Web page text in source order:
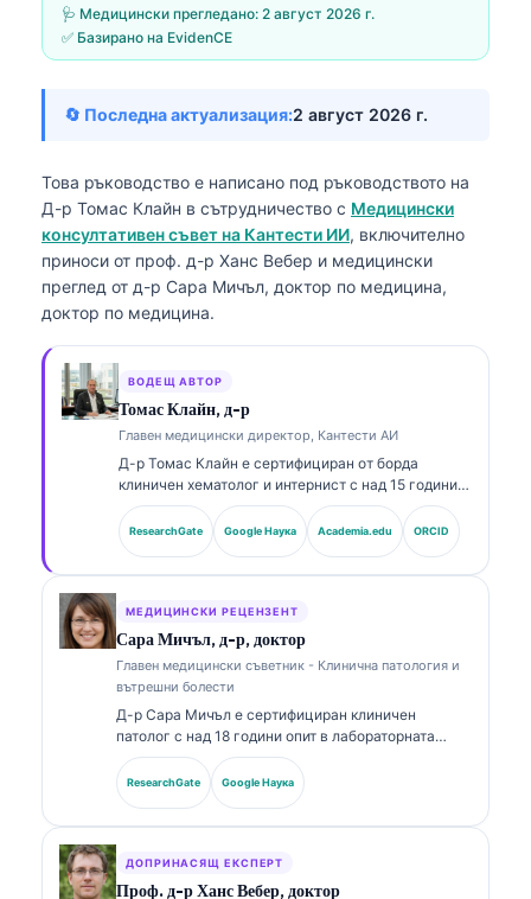
🩺 Медицински прегледано: 2 август 2026 г.
✅ Базирано на EvidenCE
🔄 Последна актуализация:2 август 2026 г.
Това ръководство е написано под ръководството на
Д-р Томас Клайн в сътрудничество с Медицински
консултативен съвет на Кантести ИИ, включително
приноси от проф. д-р Ханс Вебер и медицински
преглед от д-р Сара Мичъл, доктор по медицина,
доктор по медицина.
ВОДЕЩ АВТОР
Томас Клайн, д-р
Главен медицински директор, Кантести АИ
Д-р Томас Клайн е сертифициран от борда
клиничен хематолог и интернист с над 15 години
опит в лабораторната медицина и асистирания от
AI клиничен анализ. Като главен медицински
директор в Kantesti AI, той осигурява клиничен
публикувал обширно по тълкуване на биомаркери
и лабораторна диагностика по теми от
лабораторната медицина.
ResearchGate Google Наука Academia.edu ORCID
МЕДИЦИНСКИ РЕЦЕНЗЕНТ
Сара Мичъл, д-р, доктор
Главен медицински съветник - Клинична патология и
вътрешни болести
Д-р Сара Мичъл е сертифициран клиничен
патолог с над 18 години опит в лабораторната
медицина и диагностичния анализ. Тя притежава
специализирани сертификати по клинична химия и
е публикувала обширно относно панели с
ResearchGate Google Наука
ДОПРИНАСЯЩ ЕКСПЕРТ
Проф. д-р Ханс Вебер, доктор